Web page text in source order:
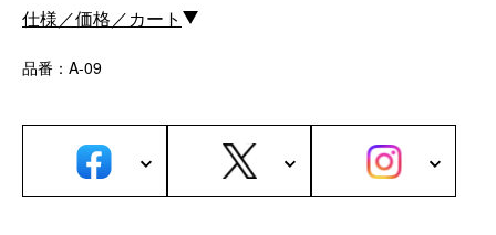
リュック／バックパック
バッグインバッグ
トートバッグ
ボストンバッグ
仕様／価格／カート
品番：A-09